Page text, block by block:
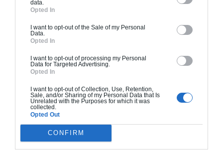
data.
Opted In
I want to opt-out of the Sale of my Personal
Data.
Opted In
I want to opt-out of processing my Personal
Data for Targeted Advertising.
Opted In
I want to opt-out of Collection, Use, Retention,
Sale, and/or Sharing of my Personal Data that Is
Unrelated with the Purposes for which it was
collected.
Opted Out
CONFIRM
RÉNOVATION DE MAISON: QUEL
PRIX POUR UNE RÉNOVATION
COMPLÈTE ?